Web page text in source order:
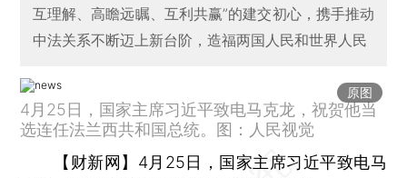
互理解、高瞻远瞩、互利共赢”的建交初心，携手推动
中法关系不断迈上新台阶，造福两国人民和世界人民
原图
4月25日，国家主席习近平致电马克龙，祝贺他当
选连任法兰西共和国总统。图：人民视觉
【财新网】 4月25日，国家主席习近平致电马